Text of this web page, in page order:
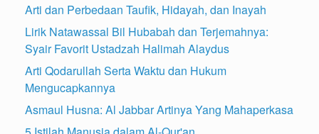
Arti dan Perbedaan Taufik, Hidayah, dan Inayah
Lirik Natawassal Bil Hubabah dan Terjemahnya:
Syair Favorit Ustadzah Halimah Alaydus
Arti Qodarullah Serta Waktu dan Hukum
Mengucapkannya
Asmaul Husna: Al Jabbar Artinya Yang Mahaperkasa